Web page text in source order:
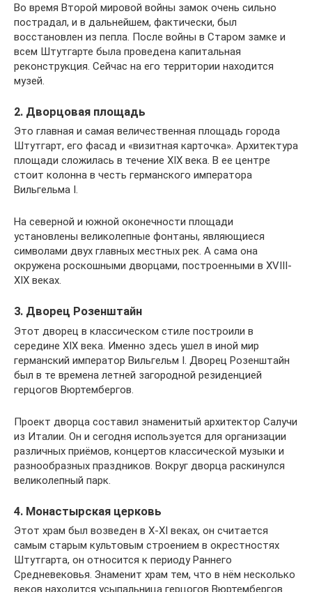
Во время Второй мировой войны замок очень сильно
пострадал, и в дальнейшем, фактически, был
восстановлен из пепла. После войны в Старом замке и
всем Штутгарте была проведена капитальная
реконструкция. Сейчас на его территории находится
музей.
2. Дворцовая площадь
Это главная и самая величественная площадь города
Штутгарт, его фасад и «визитная карточка». Архитектура
площади сложилась в течение XIX века. В ее центре
стоит колонна в честь германского императора
Вильгельма I.
На северной и южной оконечности площади
установлены великолепные фонтаны, являющиеся
символами двух главных местных рек. А сама она
окружена роскошными дворцами, построенными в XVIII-
XIX веках.
3. Дворец Розенштайн
Этот дворец в классическом стиле построили в
середине XIX века. Именно здесь ушел в иной мир
германский император Вильгельм I. Дворец Розенштайн
был в те времена летней загородной резиденцией
герцогов Вюртембергов.
Проект дворца составил знаменитый архитектор Салучи
из Италии. Он и сегодня используется для организации
различных приёмов, концертов классической музыки и
разнообразных праздников. Вокруг дворца раскинулся
великолепный парк.
4. Монастырская церковь
Этот храм был возведен в X-XI веках, он считается
самым старым культовым строением в окрестностях
Штутгарта, он относится к периоду Раннего
Средневековья. Знаменит храм тем, что в нём несколько
веков находится усыпальница герцогов Вюртембергов.